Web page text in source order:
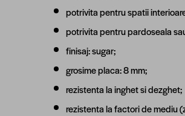
potrivita pentru spatii
potrivita pentru pardoseala
finisaj: sugar;
grosime placa: 8 mm;
rezistenta la inghet si dezghet;
rezistenta la factori de mediu